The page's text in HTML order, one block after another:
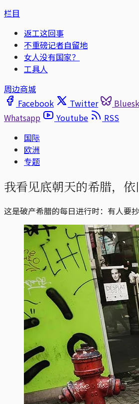
栏目
返工这回事
不重磅记者自留地
女人没有国家？
工具人
周边商城
Facebook
Twitter
Whatsapp
Youtube
RSS
国际
欧洲
专题
我看见底朝天的希腊，
这是破产希腊的每日进行时：有人要